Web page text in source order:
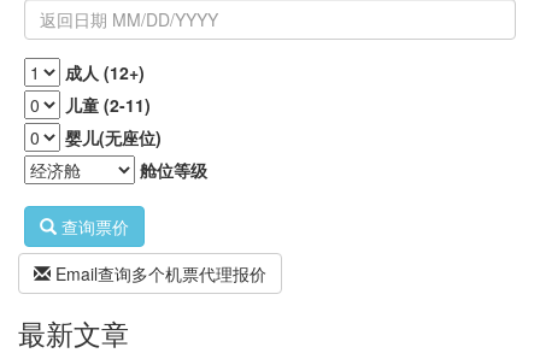
成人 (12+)
儿童 (2-11)
婴儿(无座位)
舱位等级
查询票价
Email查询多个机票代理报价
最新文章